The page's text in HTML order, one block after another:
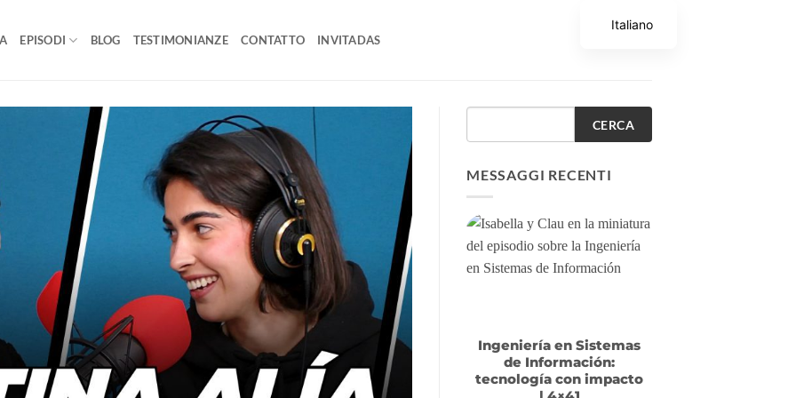
EPISODI BLOG TESTIMONIANZE CONTATTO INVITADAS
CERCA
MESSAGGI RECENTI
Ingeniería en Sistemas
de Información:
tecnología con impacto
Italiano